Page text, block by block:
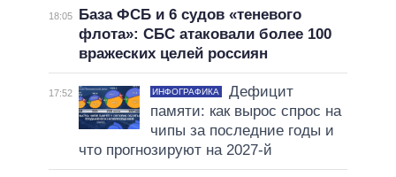
18:05
База ФСБ и 6 судов «теневого
флота»: СБС атаковали более 100
вражеских целей россиян
17:52 ИНФОГРАФИКА
Дефицит
памяти: как вырос спрос на
чипы за последние годы и
что прогнозируют на 2027-й